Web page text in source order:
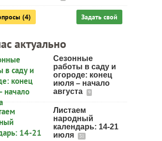
(4) Задать свой
актуально
Сезонные
работы в саду и
огороде: конец
июля – начало
августа
9
Листаем
народный
календарь: 14-21
июля
31